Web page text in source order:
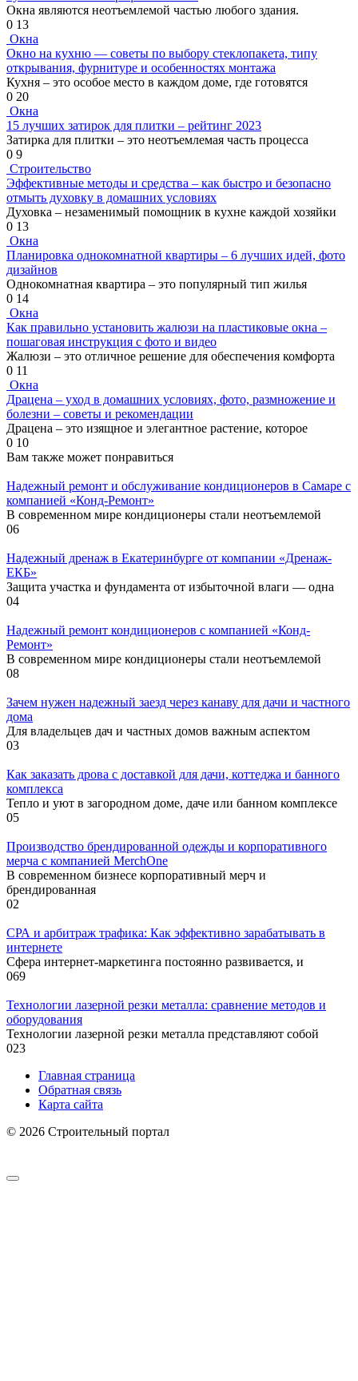
Окна являются неотъемлемой частью любого здания.
0 13
Окна
Окно на кухню — советы по выбору стеклопакета, типу
открывания, фурнитуре и особенностях монтажа
Кухня – это особое место в каждом доме, где готовятся
0 20
Окна
15 лучших затирок для плитки – рейтинг 2023
Затирка для плитки – это неотъемлемая часть процесса
0 9
Строительство
Эффективные методы и средства – как быстро и безопасно
отмыть духовку в домашних условиях
Духовка – незаменимый помощник в кухне каждой хозяйки
0 13
Окна
Планировка однокомнатной квартиры – 6 лучших идей, фото
дизайнов
Однокомнатная квартира – это популярный тип жилья
0 14
Окна
Как правильно установить жалюзи на пластиковые окна –
пошаговая инструкция с фото и видео
Жалюзи – это отличное решение для обеспечения комфорта
0 11
Окна
Драцена – уход в домашних условиях, фото, размножение и
болезни – советы и рекомендации
Драцена – это изящное и элегантное растение, которое
0 10
Вам также может понравиться
Надежный ремонт и обслуживание кондиционеров в Самаре с
компанией «Конд-Ремонт»
В современном мире кондиционеры стали неотъемлемой
06
Надежный дренаж в Екатеринбурге от компании «Дренаж-
ЕКБ»
Защита участка и фундамента от избыточной влаги — одна
04
Надежный ремонт кондиционеров с компанией «Конд-
Ремонт»
В современном мире кондиционеры стали неотъемлемой
08
Зачем нужен надежный заезд через канаву для дачи и частного
дома
Для владельцев дач и частных домов важным аспектом
03
Как заказать дрова с доставкой для дачи, коттеджа и банного
комплекса
Тепло и уют в загородном доме, даче или банном комплексе
05
Производство брендированной одежды и корпоративного
мерча с компанией MerchOne
В современном бизнесе корпоративный мерч и
брендированная
02
СРА и арбитраж трафика: Как эффективно зарабатывать в
интернете
Сфера интернет-маркетинга постоянно развивается, и
069
Технологии лазерной резки металла: сравнение методов и
оборудования
Технологии лазерной резки металла представляют собой
023
Главная страница
Обратная связь
Карта сайта
© 2026 Строительный портал